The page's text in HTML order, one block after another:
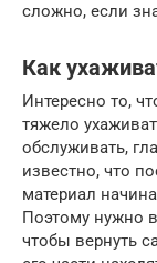
сложно, если
Как
Интересно то,
тяжело
обслуживать,
известно, что
материал
Поэтому нужно
чтобы вернуть